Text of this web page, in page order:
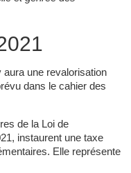
aura une revalorisation
dans le cahier des
de la Loi de
instaurent une taxe
Elle représente